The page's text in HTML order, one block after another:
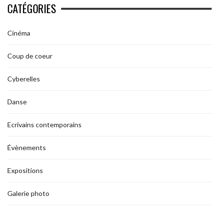
CATÉGORIES
Cinéma
Coup de coeur
Cyberelles
Danse
Ecrivains contemporains
Évènements
Expositions
Galerie photo